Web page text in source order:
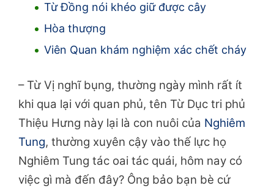
Từ Đồng nói khéo giữ được cây
Hòa thượng
Viên Quan khám nghiệm xác chết cháy
– Từ Vị nghĩ bụng, thường ngày mình rất ít
khi qua lại với quan phủ, tên Từ Dục tri phủ
Thiệu Hưng này lại là con nuôi của Nghiêm
Tung, thường xuyên cậy vào thế lực họ
Nghiêm Tung tác oai tác quái, hôm nay có
việc gì mà đến đây? Ông bảo bạn bè cứ